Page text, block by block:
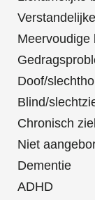
Meervoudige
Doof/
Blind/
Chronisch
Niet
Dementie
ADHD